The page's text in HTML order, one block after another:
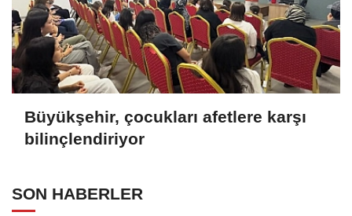
Büyükşehir, çocukları afetlere karşı
bilinçlendiriyor
SON HABERLER